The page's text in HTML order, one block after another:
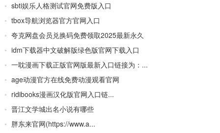
OpenAI最
新AI图像
生成器
境/深度集
成
Doubao-
1.5-pro与
高质量
PPT
sbti娱乐人格测试官网免费版入口
tbox导航浏览器官方官网入口
夸克网盘会员兑换码免费领取2025最新永久
idm下载器中文破解版绿色版官网下载入口
一耽漫画下载正版官网版最新入口链接为：...
age动漫官方在线免费动漫观看官网
ridibooks漫画汉化版官网入口链...
晋江文学城出名小说有哪些
胖东来官网(https://www.a...